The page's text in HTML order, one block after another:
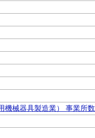
機械器具製造業） 事業所数